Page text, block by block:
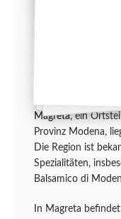
Magreta, ein
Provinz Modena,
Die Region ist
Spezialitäten,
Balsamico di
In Magreta